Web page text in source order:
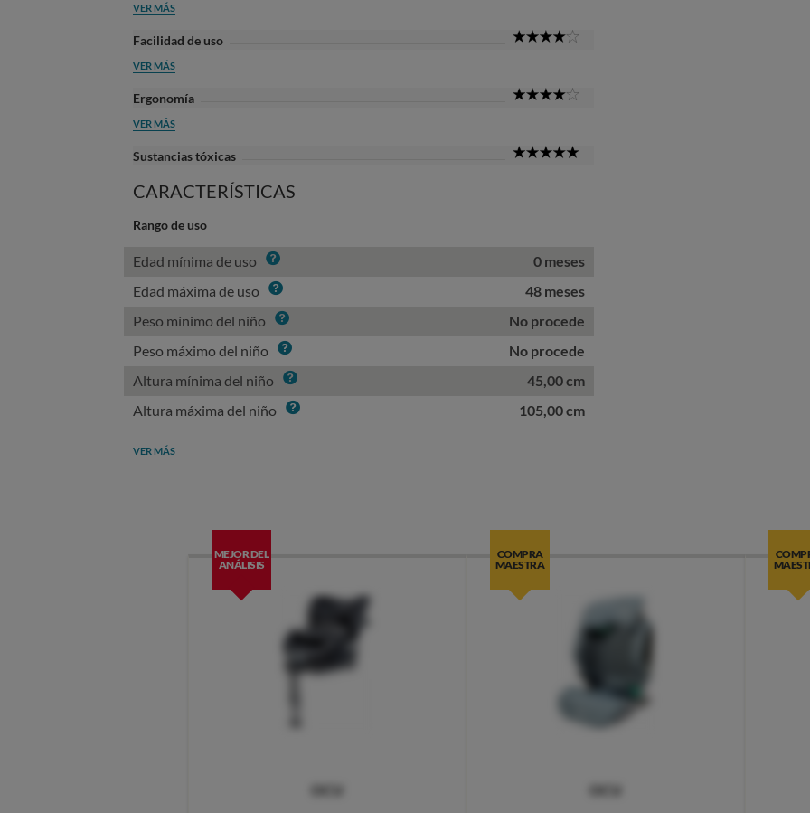
VER MÁS
Facilidad de uso
VER MÁS
Ergonomía
VER MÁS
Sustancias tóxicas
CARACTERÍSTICAS
Rango de uso
Edad mínima de uso Info
0 meses
Edad máxima de uso Info
48 meses
Peso mínimo del niño Info
No procede
Peso máximo del niño Info
No procede
Altura mínima del niño Info
45,00 cm
Altura máxima del niño Info 105,00 cm
VER MÁS
MEJOR DEL
ANÁLISIS
COMPRA
MAESTRA